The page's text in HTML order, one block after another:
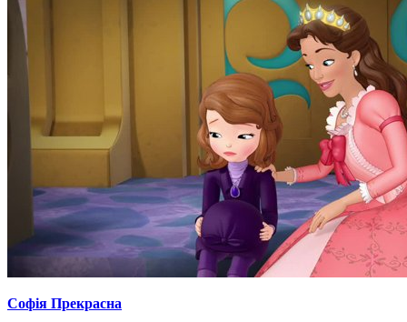
Софія Прекрасна